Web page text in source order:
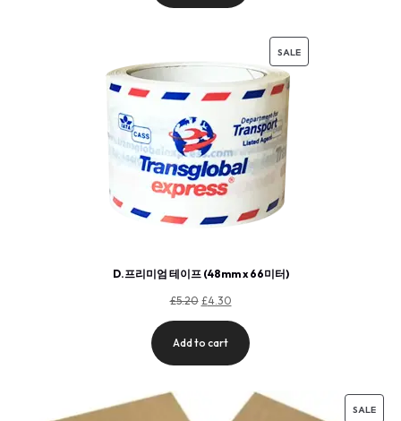
SALE
D.프리미엄 테이프 (48mm x 66미터)
£5.20 £4.30
Add to cart
SALE